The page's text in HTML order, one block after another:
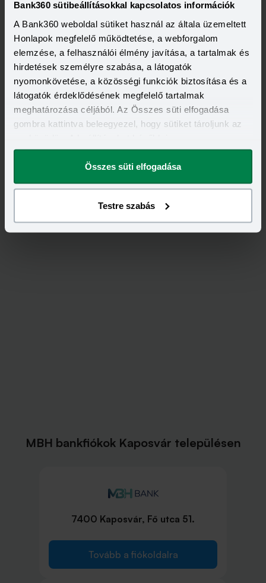
Bank360 sütibeállításokkal kapcsolatos információk
A Bank360 weboldal sütiket használ az általa üzemeltett
Honlapok megfelelő működtetése, a webforgalom
elemzése, a felhasználói élmény javítása, a tartalmak és
hirdetések személyre szabása, a látogatók
nyomonkövetése, a közösségi funkciók biztosítása és a
látogatók érdeklődésének megfelelő tartalmak
meghatározása céljából. Az Összes süti elfogadása
gombra kattintva beleegyezel, hogy sütiket tároljunk az
megváltoztathatod.
Összes süti elfogadása
Testre szabás
Visszahívást szeretnék
Minősített Fogyasztóbarát Személyi Hitel
HITELÖSSZEG
500 000 - 7 000 000 Ft
THM
15,70 - 15,70%
KAMAT
14,49 - 14,49%
KEDVEZMÉNY FELTÉTELEI
Minimum munkaviszony:
3 hónap
Minimum jövedelem:
Visszahívást szeretnék
MBH bankfiókok Kaposvár településen
7400 Kaposvár, Fő utca 51.
Tovább a fiókoldalra